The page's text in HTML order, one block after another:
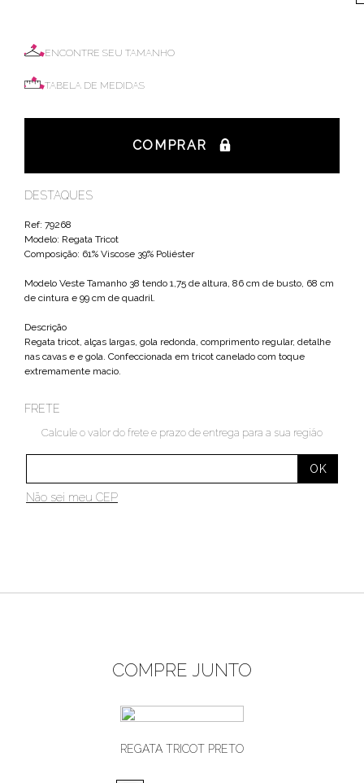
ENCONTRE SEU TAMANHO
TABELA DE MEDIDAS
COMPRAR
DESTAQUES
Ref: 79268
Modelo: Regata Tricot
Composição: 61% Viscose 39% Poliéster
Modelo Veste Tamanho 38 tendo 1,75 de altura, 86 cm de busto, 68 cm
de cintura e 99 cm de quadril.
Descrição
Regata tricot, alças largas, gola redonda, comprimento regular, detalhe
nas cavas e e gola. Confeccionada em tricot canelado com toque
extremamente macio.
FRETE
Calcule o valor do frete e prazo de entrega para a sua região
Não sei meu CEP
COMPRE JUNTO
REGATA TRICOT PRETO